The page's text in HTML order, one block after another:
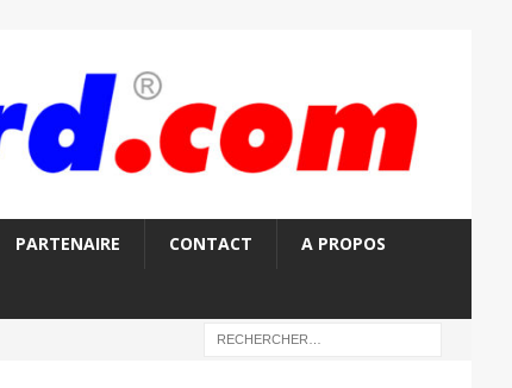
PARTENAIRE CONTACT A PROPOS